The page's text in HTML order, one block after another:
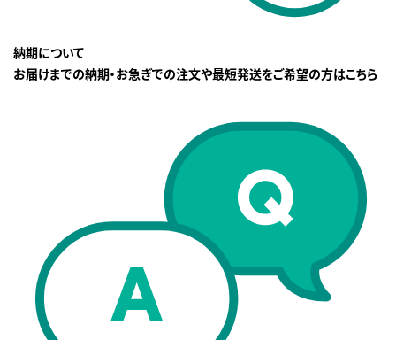
納期について
お届けまでの納期・お急ぎでの注文や最短発送をご希望の方はこちら